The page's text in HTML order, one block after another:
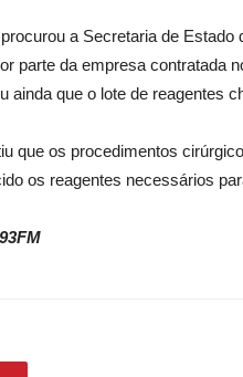
a Secretaria de
parte da empresa contratada
ainda que o lote de reagentes
que os procedimentos
os reagentes necessários